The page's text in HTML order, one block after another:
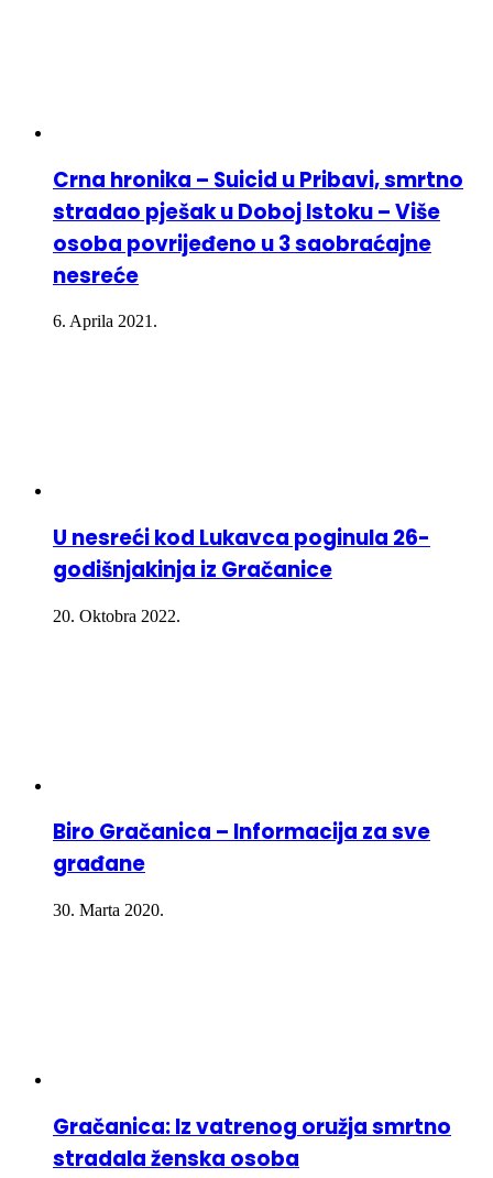
Crna hronika – Suicid u Pribavi, smrtno
stradao pješak u Doboj Istoku – Više
osoba povrijeđeno u 3 saobraćajne
nesreće
6. Aprila 2021.
U nesreći kod Lukavca poginula 26-
godišnjakinja iz Gračanice
20. Oktobra 2022.
Biro Gračanica – Informacija za sve
građane
30. Marta 2020.
Gračanica: Iz vatrenog oružja smrtno
stradala ženska osoba